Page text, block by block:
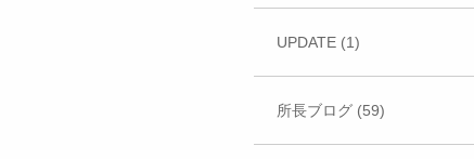
UPDATE (1)
所長ブログ (59)